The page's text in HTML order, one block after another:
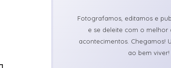
Fotografamos, editamos e
e se deleite com o melhor
acontecimentos. Chegamos!
ao bem viver!